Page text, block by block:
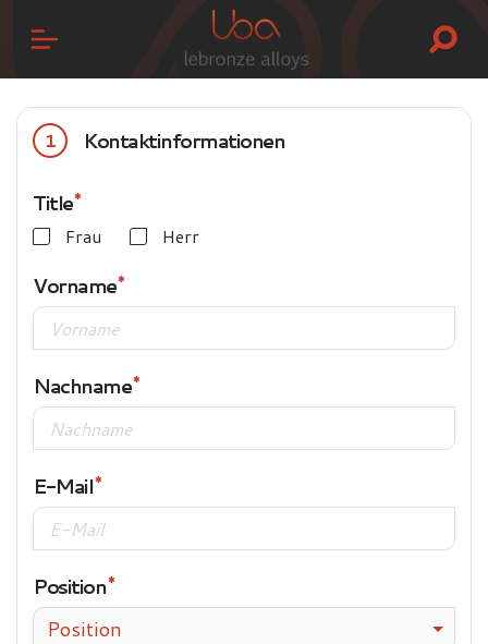
1 Kontaktinformationen
Title
Frau Herr
Vorname
Nachname
E-Mail
Position
Position